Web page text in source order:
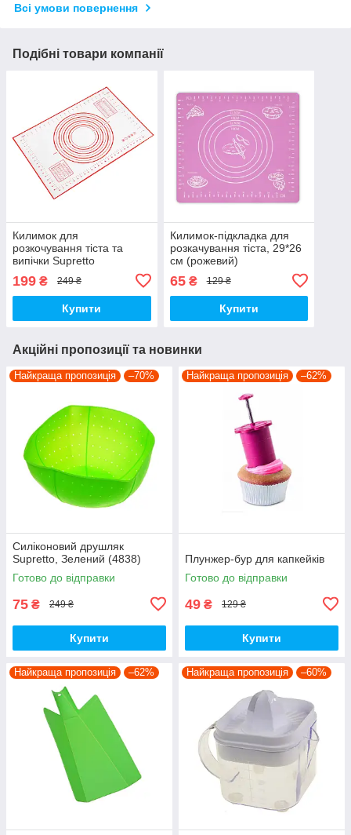
Всі умови повернення
Подібні товари компанії
Килимок для
розкочування тіста та
випічки Supretto
199 ₴ 249 ₴
Купити
Килимок-підкладка для
розкачування тіста, 29*26
см (рожевий)
65₴ 129 ₴
Купити
Акційні пропозиції та новинки
Найкраща пропозиція –70%
Силіконовий друшляк
Supretto, Зелений (4838)
Готово до відправки
75 ₴ 249 ₴
Купити
Найкраща пропозиція –62%
Плунжер-бур для капкейків
Готово до відправки
49 ₴ 129 ₴
Купити
Найкраща пропозиція –62% Найкраща пропозиція –60%